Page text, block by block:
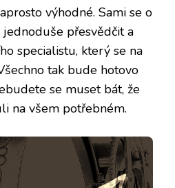
výhodné. Sami se o
přesvědčit a
specialistu, který se na
tak bude hotovo
se muset bát, že
na všem potřebném.